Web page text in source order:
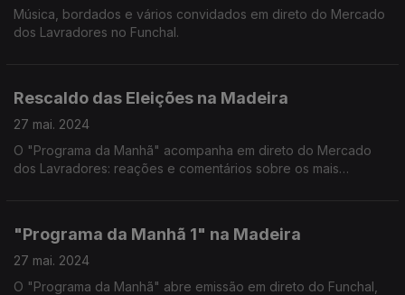
Música, bordados e vários convidados em direto do Mercado
dos Lavradores no Funchal.
Rescaldo das Eleições na Madeira
27 mai. 2024
O "Programa da Manhã" acompanha em direto do Mercado
dos Lavradores: reações e comentários sobre os mais
"Programa da Manhã 1" na Madeira
27 mai. 2024
O "Programa da Manhã" abre emissão em direto do Funchal,